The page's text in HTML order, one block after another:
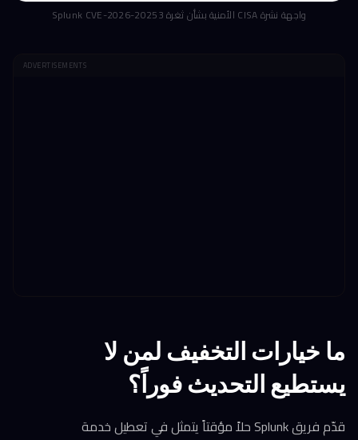
واجهة نشرة CISA الأمنية بشأن ثغرة Splunk CVE-2026-20253
ADVERTISEMENTS
ما خيارات التخفيف لمن لا
يستطيع التحديث فوراً؟
قدّم فريق Splunk حلاً مؤقتاً يتمثل في تعطيل خدمة